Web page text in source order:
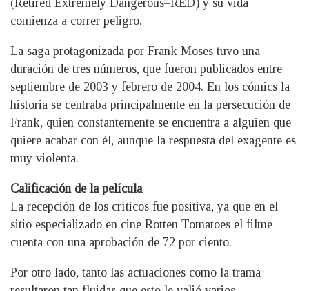
(Retired Extremely Dangerous–RED) y su vida
comienza a correr peligro.
La saga protagonizada por Frank Moses tuvo una
duración de tres números, que fueron publicados entre
septiembre de 2003 y febrero de 2004. En los cómics la
historia se centraba principalmente en la persecución de
Frank, quien constantemente se encuentra a alguien que
quiere acabar con él, aunque la respuesta del exagente es
muy violenta.
Calificación de la película
La recepción de los críticos fue positiva, ya que en el
sitio especializado en cine Rotten Tomatoes el filme
cuenta con una aprobación de 72 por ciento.
Por otro lado, tanto las actuaciones como la trama